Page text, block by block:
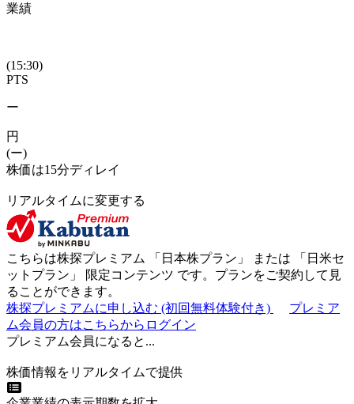
業績
(15:30)
PTS
ー
円
(ー)
株価は15分ディレイ
リアルタイムに変更する
こちらは株探プレミアム 「 日本株プラン 」 または 「 日米セ
ットプラン 」 限定コンテンツ です。プランをご契約して見
ることができます。
株探プレミアムに申し込む (初回無料体験付き)
プレミア
ム会員の方はこちらからログイン
プレミアム会員になると...
株価情報をリアルタイムで提供